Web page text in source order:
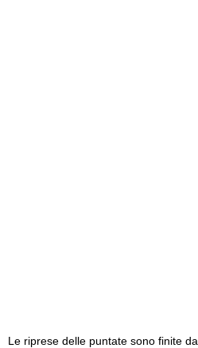
Le riprese delle puntate sono finite